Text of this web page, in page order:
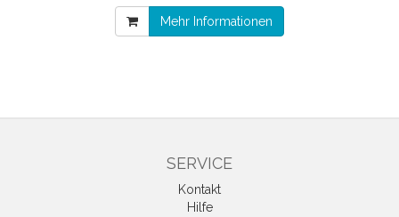
Mehr Informationen
SERVICE
Kontakt
Hilfe